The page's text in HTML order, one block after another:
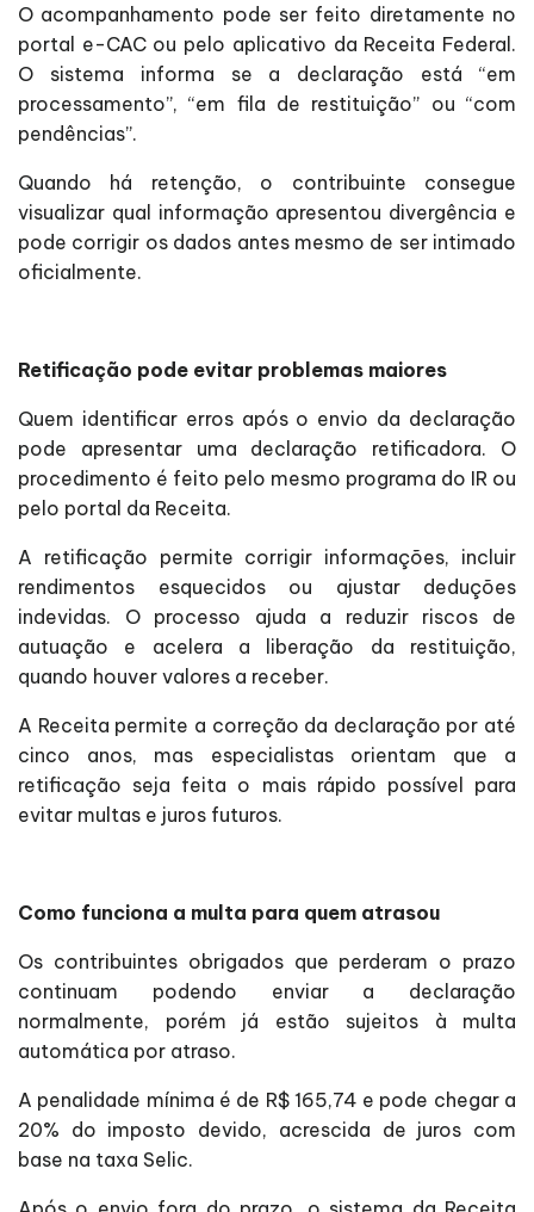
O acompanhamento pode ser feito diretamente no
portal e-CAC ou pelo aplicativo da Receita Federal.
O sistema informa se a declaração está “em
processamento”, “em fila de restituição” ou “com
pendências”.
Quando há retenção, o contribuinte consegue
visualizar qual informação apresentou divergência e
pode corrigir os dados antes mesmo de ser intimado
oficialmente.
Retificação pode evitar problemas maiores
Quem identificar erros após o envio da declaração
pode apresentar uma declaração retificadora. O
procedimento é feito pelo mesmo programa do IR ou
pelo portal da Receita.
A retificação permite corrigir informações, incluir
rendimentos esquecidos ou ajustar deduções
indevidas. O processo ajuda a reduzir riscos de
autuação e acelera a liberação da restituição,
quando houver valores a receber.
A Receita permite a correção da declaração por até
cinco anos, mas especialistas orientam que a
retificação seja feita o mais rápido possível para
evitar multas e juros futuros.
Como funciona a multa para quem atrasou
Os contribuintes obrigados que perderam o prazo
continuam podendo enviar a declaração
normalmente, porém já estão sujeitos à multa
automática por atraso.
A penalidade mínima é de R$ 165,74 e pode chegar a
20% do imposto devido, acrescida de juros com
base na taxa Selic.